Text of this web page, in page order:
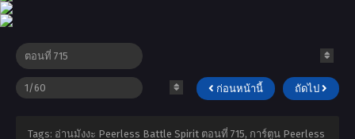
ก่อนหน้านี้ ถัดไป
Tags: อ่านมังงะ Peerless Battle Spirit ตอนที่ 715, การ์ตูน Peerless